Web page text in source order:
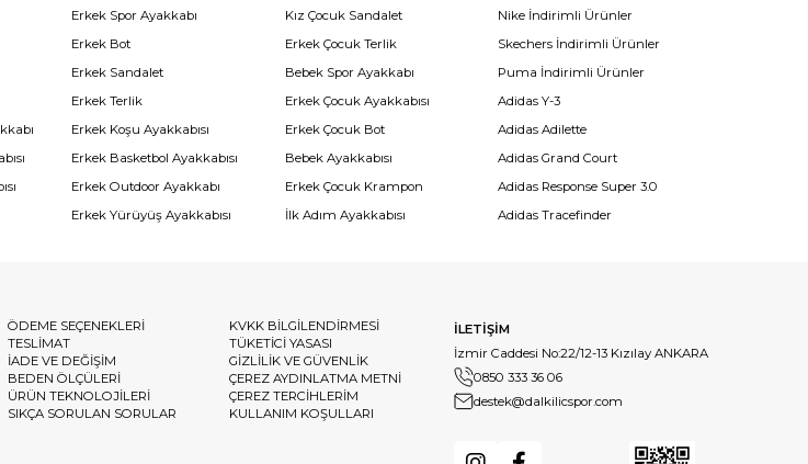
Erkek Spor Ayakkabı
Erkek Bot
Erkek Sandalet
Erkek Terlik
Erkek Koşu Ayakkabısı
Erkek Basketbol Ayakkabısı
Erkek Outdoor Ayakkabı
Erkek Yürüyüş Ayakkabısı
Kız Çocuk Sandalet
Erkek Çocuk Terlik
Bebek Spor Ayakkabı
Erkek Çocuk Ayakkabısı
Erkek Çocuk Bot
Bebek Ayakkabısı
Erkek Çocuk Krampon
İlk Adım Ayakkabısı
Nike İndirimli Ürünler
Skechers İndirimli Ürünler
Puma İndirimli Ürünler
Adidas Y-3
Adidas Adilette
Adidas Grand Court
Adidas Response Super 3.0
Adidas Tracefinder
ÖDEME SEÇENEKLERİ
TESLİMAT
İADE VE DEĞİŞİM
BEDEN ÖLÇÜLERİ
ÜRÜN TEKNOLOJİLERİ
SIKÇA SORULAN SORULAR
KVKK BİLGİLENDİRMESİ
TÜKETİCİ YASASI
GİZLİLİK VE GÜVENLİK
ÇEREZ AYDINLATMA METNİ
ÇEREZ TERCİHLERİM
KULLANIM KOŞULLARI
İLETİŞİM
İzmir Caddesi No:22/12-13 Kızılay ANKARA
0850 333 36 06
destek@dalkilicspor.com